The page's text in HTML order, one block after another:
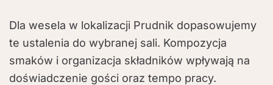
Dla wesela w lokalizacji Prudnik dopasowujemy
te ustalenia do wybranej sali. Kompozycja
smaków i organizacja składników wpływają na
doświadczenie gości oraz tempo pracy.